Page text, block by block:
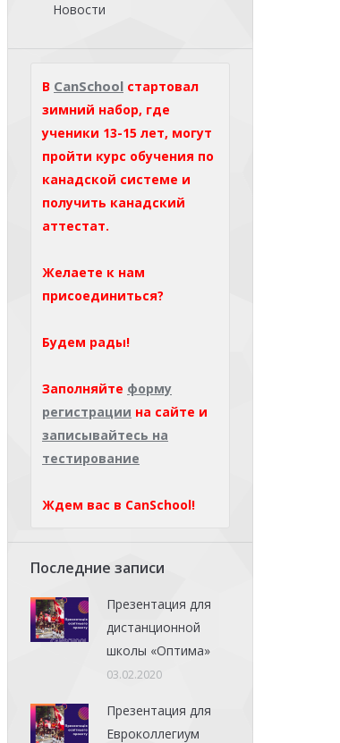
Новости
В CanSchool стартовал
зимний набор, где
ученики 13-15 лет, могут
пройти курс обучения по
канадской системе и
получить канадский
аттестат.
Желаете к нам
присоединиться?
Будем рады!
Заполняйте форму
регистрации на сайте и
записывайтесь на
тестирование
Ждем вас в CanSchool!
Последние записи
Презентация для
дистанционной
школы «Оптима»
03.02.2020
Презентация для
Евроколлегиум